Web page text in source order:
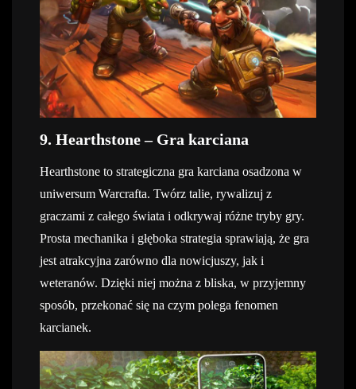
9. Hearthstone – Gra karciana
Hearthstone to strategiczna gra karciana osadzona w
uniwersum Warcrafta. Twórz talie, rywalizuj z
graczami z całego świata i odkrywaj różne tryby gry.
Prosta mechanika i głęboka strategia sprawiają, że gra
jest atrakcyjna zarówno dla nowicjuszy, jak i
weteranów. Dzięki niej można z bliska, w przyjemny
sposób, przekonać się na czym polega fenomen
karcianek.